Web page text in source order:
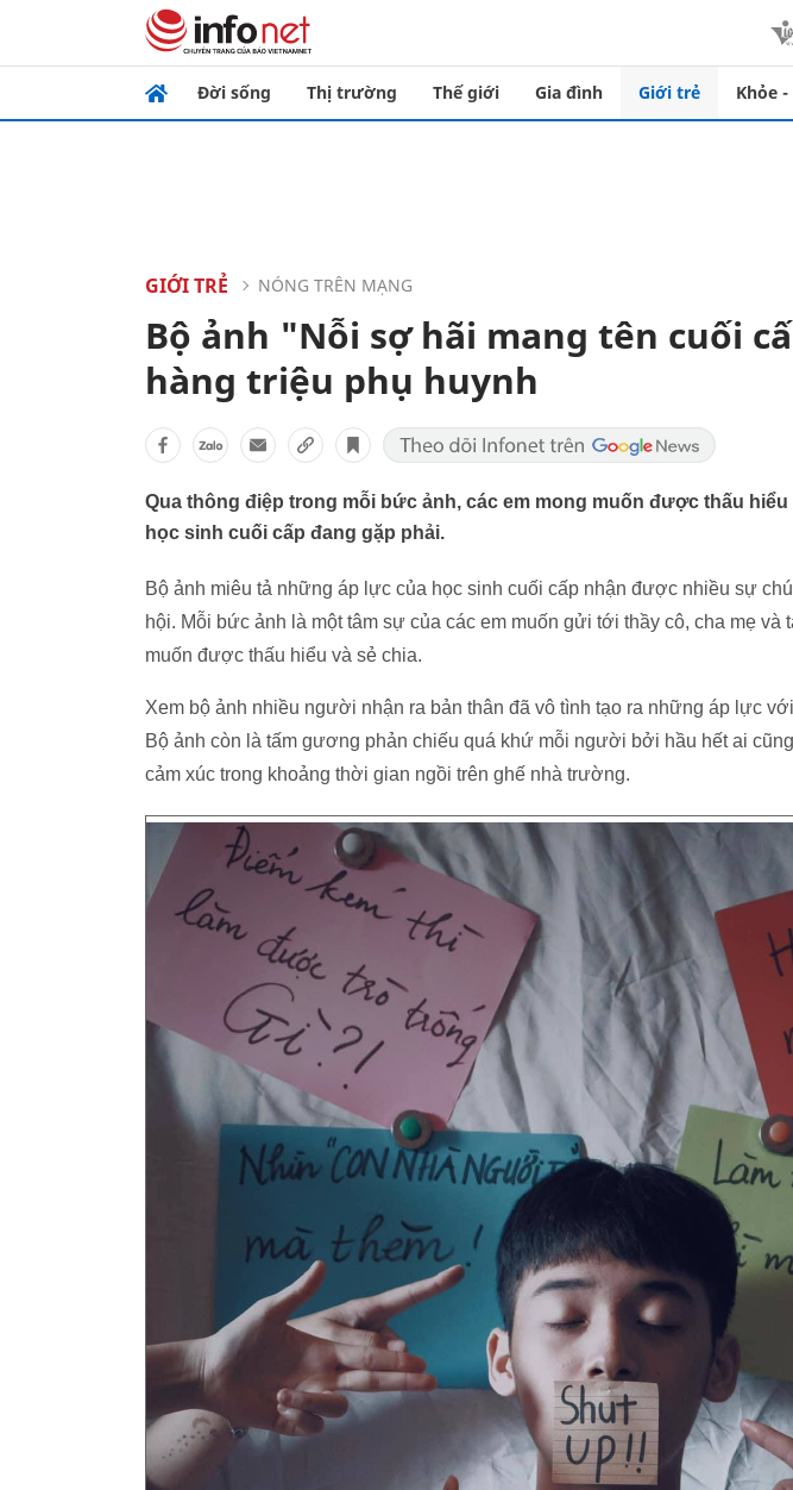
Đời sống Thị trường Thế giới Gia đình Giới trẻ Khỏe
GIỚI TRẺ NÓNG TRÊN MẠNG
Bộ ảnh "Nỗi sợ hãi mang tên cuối
hàng triệu phụ huynh
Qua thông điệp trong mỗi bức ảnh, các em mong muốn được thấu
học sinh cuối cấp đang gặp phải.
Bộ ảnh miêu tả những áp lực của học sinh cuối cấp nhận được nhiều sự
hội. Mỗi bức ảnh là một tâm sự của các em muốn gửi tới thầy cô, cha mẹ và
muốn được thấu hiểu và sẻ chia.
Xem bộ ảnh nhiều người nhận ra bản thân đã vô tình tạo ra những áp lực
Bộ ảnh còn là tấm gương phản chiếu quá khứ mỗi người bởi hầu hết ai
cảm xúc trong khoảng thời gian ngồi trên ghế nhà trường.